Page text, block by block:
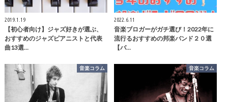
2019.1.19
【初心者向け】ジャズ好きが選ぶ、
おすすめのジャズピアニストと代表
曲13選…
2022.6.11
音楽ブロガーがガチ選び！2022年に
流行るおすすめの邦楽バンド２０選
【バ…
音楽コラム 音楽コラム